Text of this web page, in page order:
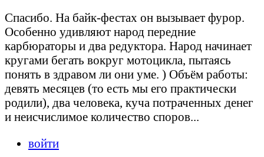
Спасибо. На байк-фестах он вызывает фурор.
Особенно удивляют народ передние
карбюраторы и два редуктора. Народ начинает
кругами бегать вокруг мотоцикла, пытаясь
понять в здравом ли они уме. ) Объём работы:
девять месяцев (то есть мы его практически
родили), два человека, куча потраченных денег
и неисчислимое количество споров...
войти